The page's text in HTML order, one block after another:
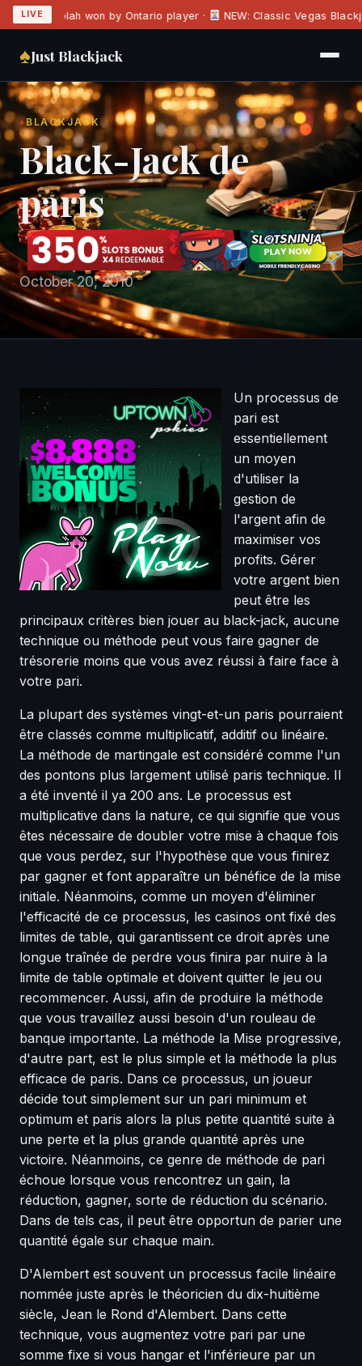
LIVEMoolah won by Ontario player · NEW: Classic Vegas
♠Just Blackjack
♦BLACKJACK
Black-Jack de
paris
October 20, 2010
Un processus de
pari est
essentiellement
un moyen
d'utiliser la
gestion de
l'argent afin de
maximiser vos
profits. Gérer
votre argent bien
peut être les
principaux critères bien jouer au black-jack, aucune
technique ou méthode peut vous faire gagner de
trésorerie moins que vous avez réussi à faire face à
votre pari.
La plupart des systèmes vingt-et-un paris pourraient
être classés comme multiplicatif, additif ou linéaire.
La méthode de martingale est considéré comme l'un
des pontons plus largement utilisé paris technique. Il
a été inventé il ya 200 ans. Le processus est
multiplicative dans la nature, ce qui signifie que vous
êtes nécessaire de doubler votre mise à chaque fois
que vous perdez, sur l'hypothèse que vous finirez
par gagner et font apparaître un bénéfice de la mise
initiale. Néanmoins, comme un moyen d'éliminer
l'efficacité de ce processus, les casinos ont fixé des
limites de table, qui garantissent ce droit après une
longue traînée de perdre vous finira par nuire à la
limite de table optimale et doivent quitter le jeu ou
recommencer. Aussi, afin de produire la méthode
que vous travaillez aussi besoin d'un rouleau de
banque importante. La méthode la Mise progressive,
d'autre part, est le plus simple et la méthode la plus
efficace de paris. Dans ce processus, un joueur
décide tout simplement sur un pari minimum et
optimum et paris alors la plus petite quantité suite à
une perte et la plus grande quantité après une
victoire. Néanmoins, ce genre de méthode de pari
échoue lorsque vous rencontrez un gain, la
réduction, gagner, sorte de réduction du scénario.
Dans de tels cas, il peut être opportun de parier une
quantité égale sur chaque main.
D'Alembert est souvent un processus facile linéaire
nommée juste après le théoricien du dix-huitième
siècle, Jean le Rond d'Alembert. Dans cette
technique, vous augmentez votre pari par une
somme fixe si vous hangar et l'inférieure par un